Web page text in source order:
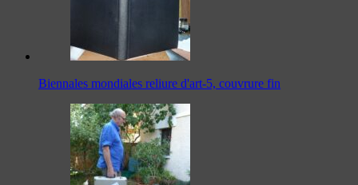
Biennales mondiales reliure d'art-5, couvrure fin